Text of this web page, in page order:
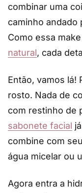
combinar uma
caminho andado
Como essa
natural, cada
Então, vamos lá!
rosto. Nada de
com restinho de
sabonete facial
combine com
água micelar ou
Agora entra a